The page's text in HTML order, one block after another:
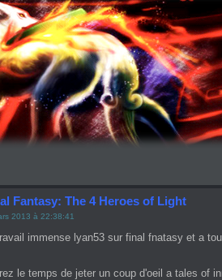
Fantasy: The 4 Heroes of Light
2013 à 22:38:41
immense lyan53 sur final fnatasy et a
le temps de jeter un coup d'oeil a tales of